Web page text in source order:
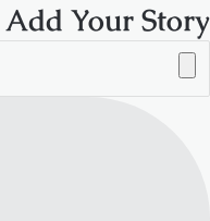
Add Your Story